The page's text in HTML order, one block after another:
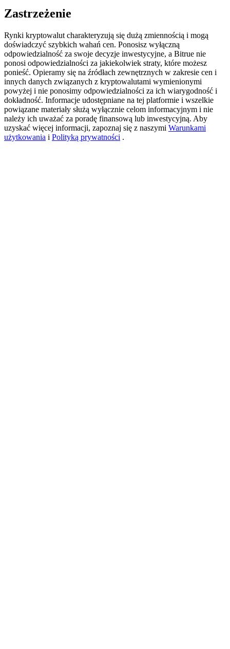
Precious Metals Trading Carnival
Trade Gold & Silver · 33,333 USDT Bonus
USDT New User Exclusive 10% APR
USDT Flexible Staking | Daily Rewards
Zastrzeżenie
Rynki kryptowalut charakteryzują się dużą zmiennością i mogą
doświadczyć szybkich wahań cen. Ponosisz wyłączną
odpowiedzialność za swoje decyzje inwestycyjne, a Bitrue nie
ponosi odpowiedzialności za jakiekolwiek straty, które możesz
ponieść. Opieramy się na źródłach zewnętrznych w zakresie cen i
innych danych związanych z kryptowalutami wymienionymi
powyżej i nie ponosimy odpowiedzialności za ich wiarygodność i
dokładność. Informacje udostępniane na tej platformie i wszelkie
powiązane materiały służą wyłącznie celom informacyjnym i nie
należy ich uważać za poradę finansową lub inwestycyjną. Aby
uzyskać więcej informacji, zapoznaj się z naszymi Warunkami
użytkowania i Polityką prywatności .